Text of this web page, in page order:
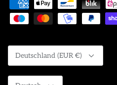
Deutschland (EUR €)